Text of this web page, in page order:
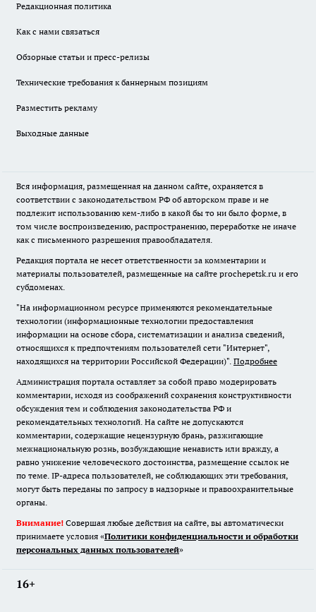
Редакционная политика
Как с нами связаться
Обзорные статьи и пресс-релизы
Технические требования к баннерным позициям
Разместить рекламу
Выходные данные
Вся информация, размещенная на данном сайте, охраняется в
соответствии с законодательством РФ об авторском праве и не
подлежит использованию кем-либо в какой бы то ни было форме, в
том числе воспроизведению, распространению, переработке не иначе
как с письменного разрешения правообладателя.
Редакция портала не несет ответственности за комментарии и
материалы пользователей, размещенные на сайте prochepetsk.ru и его
субдоменах.
"На информационном ресурсе применяются рекомендательные
технологии (информационные технологии предоставления
информации на основе сбора, систематизации и анализа сведений,
относящихся к предпочтениям пользователей сети "Интернет",
находящихся на территории Российской Федерации)". Подробнее
Администрация портала оставляет за собой право модерировать
комментарии, исходя из соображений сохранения конструктивности
обсуждения тем и соблюдения законодательства РФ и
рекомендательных технологий. На сайте не допускаются
комментарии, содержащие нецензурную брань, разжигающие
межнациональную рознь, возбуждающие ненависть или вражду, а
равно унижение человеческого достоинства, размещение ссылок не
по теме. IP-адреса пользователей, не соблюдающих эти требования,
могут быть переданы по запросу в надзорные и правоохранительные
органы.
Внимание! Совершая любые действия на сайте, вы автоматически
принимаете условия «Политики конфиденциальности и обработки
персональных данных пользователей»
16+